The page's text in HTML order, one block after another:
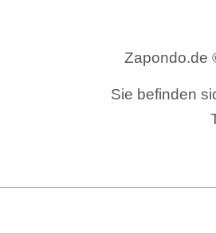
Zapondo.de
Sie befinden